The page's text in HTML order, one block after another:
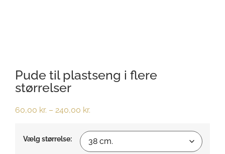
Pude til plastseng i flere
størrelser
60,00 kr. – 240,00 kr.
Vælg størrelse: